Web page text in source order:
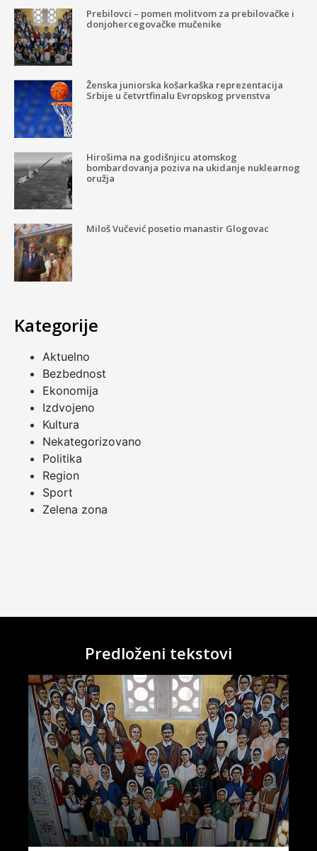
Prebilovci – pomen molitvom za prebilovačke i
donjohercegovačke mučenike
Ženska juniorska košarkaška reprezentacija
Srbije u četvrtfinalu Evropskog prvenstva
Hirošima na godišnjicu atomskog
bombardovanja poziva na ukidanje nuklearnog
oružja
Miloš Vučević posetio manastir Glogovac
Kategorije
Aktuelno
Bezbednost
Ekonomija
Izdvojeno
Kultura
Nekategorizovano
Politika
Region
Sport
Zelena zona
Predloženi tekstovi